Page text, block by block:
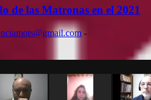
de las Matronas en el 2021
-